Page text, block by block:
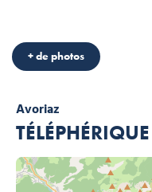
Avoriaz
+ de photos